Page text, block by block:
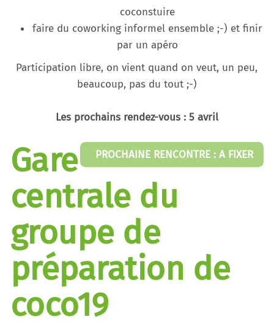
coconstuire
faire du coworking informel ensemble ;-) et finir
par un apéro
Participation libre, on vient quand on veut, un peu,
beaucoup, pas du tout ;-)
Les prochains rendez-vous : 5 avril
PROCHAINE RENCONTRE : A FIXER
Gare
centrale du
groupe de
préparation de
coco19